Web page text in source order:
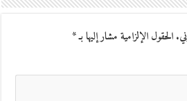
الحقول الإلزامية مشار إليها بـ*